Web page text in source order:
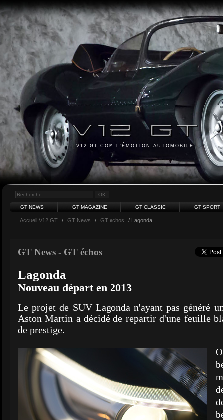
V12 GT.COM L'ÉMOTION AUTOMOBILE
GT NEWS GT MAGAZINE GT CLASSIC GT SPORT
Accueil V12 GT / GT News / GT échos / Lagonda
GT News - GT échos
Lagonda
Nouveau départ en 2013
Le projet de SUV Lagonda n'ayant pas généré
Aston Martin a décidé de repartir d'une feuille
de prestige.